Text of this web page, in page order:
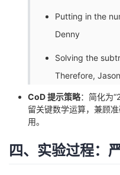
Putting in the
Denny
Solving the
Therefore,
CoD 提示策略：简化为
留关键数学运算，兼顾
用。
四、实验过程：